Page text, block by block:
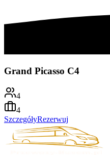
Grand Picasso C4
4
4
SzczegółyRezerwuj